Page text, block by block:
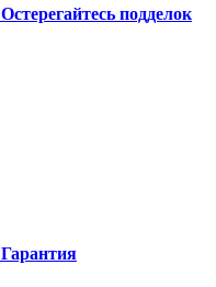
Остерегайтесь подделок
Гарантия